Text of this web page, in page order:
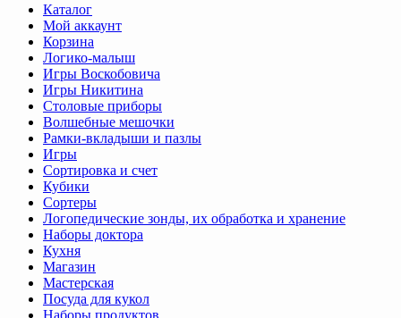
Каталог
Мой аккаунт
Корзина
Логико-малыш
Игры Воскобовича
Игры Никитина
Столовые приборы
Волшебные мешочки
Рамки-вкладыши и пазлы
Игры
Сортировка и счет
Кубики
Сортеры
Логопедические зонды, их обработка и хранение
Наборы доктора
Кухня
Магазин
Мастерская
Посуда для кукол
Наборы продуктов